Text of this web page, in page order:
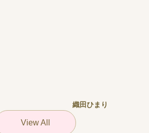
織田ひまり
View All